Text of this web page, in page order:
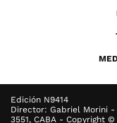
Edición N9414
Director: Gabriel Morini
3551, CABA - Copyright